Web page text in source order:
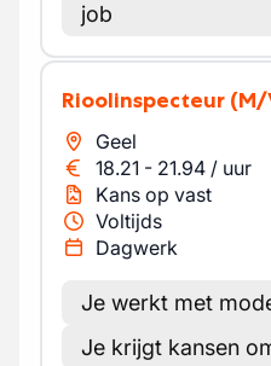
job
Rioolinspecteur
Geel
18.21 - 21.94 / uur
Kans op vast
Voltijds
Dagwerk
Je werkt met
Je krijgt kansen